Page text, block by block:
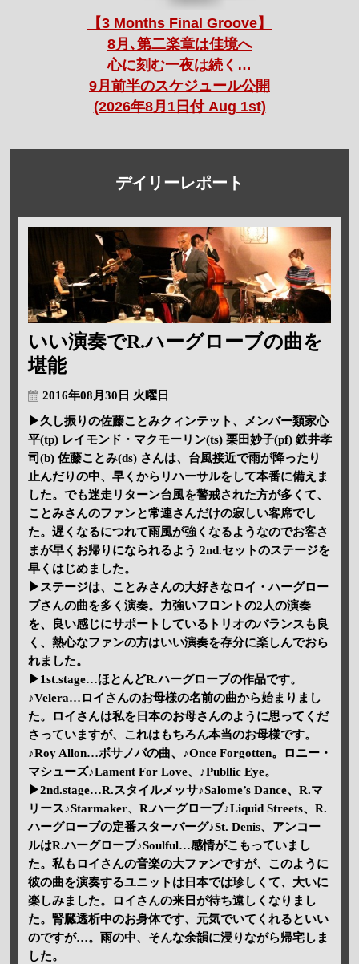
【3 Months Final Groove】
8月､第二楽章は佳境へ
心に刻む一夜は続く…
9月前半のスケジュール公開
(2026年8月1日付 Aug 1st)
デイリーレポート
いい演奏でR.ハーグローブの曲を
堪能
2016年08月30日 火曜日
▶久し振りの佐藤ことみクィンテット、メンバー類家心
平(tp) レイモンド・マクモーリン(ts) 栗田妙子(pf) 鉄井孝
司(b) 佐藤ことみ(ds) さんは、台風接近で雨が降ったり
止んだりの中、早くからリハーサルをして本番に備えま
した。でも迷走リターン台風を警戒された方が多くて、
ことみさんのファンと常連さんだけの寂しい客席でし
た。遅くなるにつれて雨風が強くなるようなのでお客さ
まが早くお帰りになられるよう 2nd.セットのステージを
早くはじめました。
▶ステージは、ことみさんの大好きなロイ・ハーグロー
ブさんの曲を多く演奏。力強いフロントの2人の演奏
を、良い感じにサポートしているトリオのバランスも良
く、熱心なファンの方はいい演奏を存分に楽しんでおら
れました。
▶1st.stage…ほとんどR.ハーグローブの作品です。
♪Velera…ロイさんのお母様の名前の曲から始まりまし
た。ロイさんは私を日本のお母さんのように思ってくだ
さっていますが、これはもちろん本当のお母様です。
♪Roy Allon…ボサノバの曲、♪Once Forgotten。ロニー・
マシューズ♪Lament For Love、♪Publlic Eye。
▶2nd.stage…R.スタイルメッサ♪Salome’s Dance、R.マ
リース♪Starmaker、R.ハーグローブ♪Liquid Streets、R.
ハーグローブの定番スターバーグ♪St. Denis、アンコー
ルはR.ハーグローブ♪Soulful…感情がこもっていまし
た。私もロイさんの音楽の大ファンですが、このように
彼の曲を演奏するユニットは日本では珍しくて、大いに
楽しみました。ロイさんの来日が待ち遠しくなりまし
た。腎臓透析中のお身体です、元気でいてくれるといい
のですが…。雨の中、そんな余韻に浸りながら帰宅しま
した。